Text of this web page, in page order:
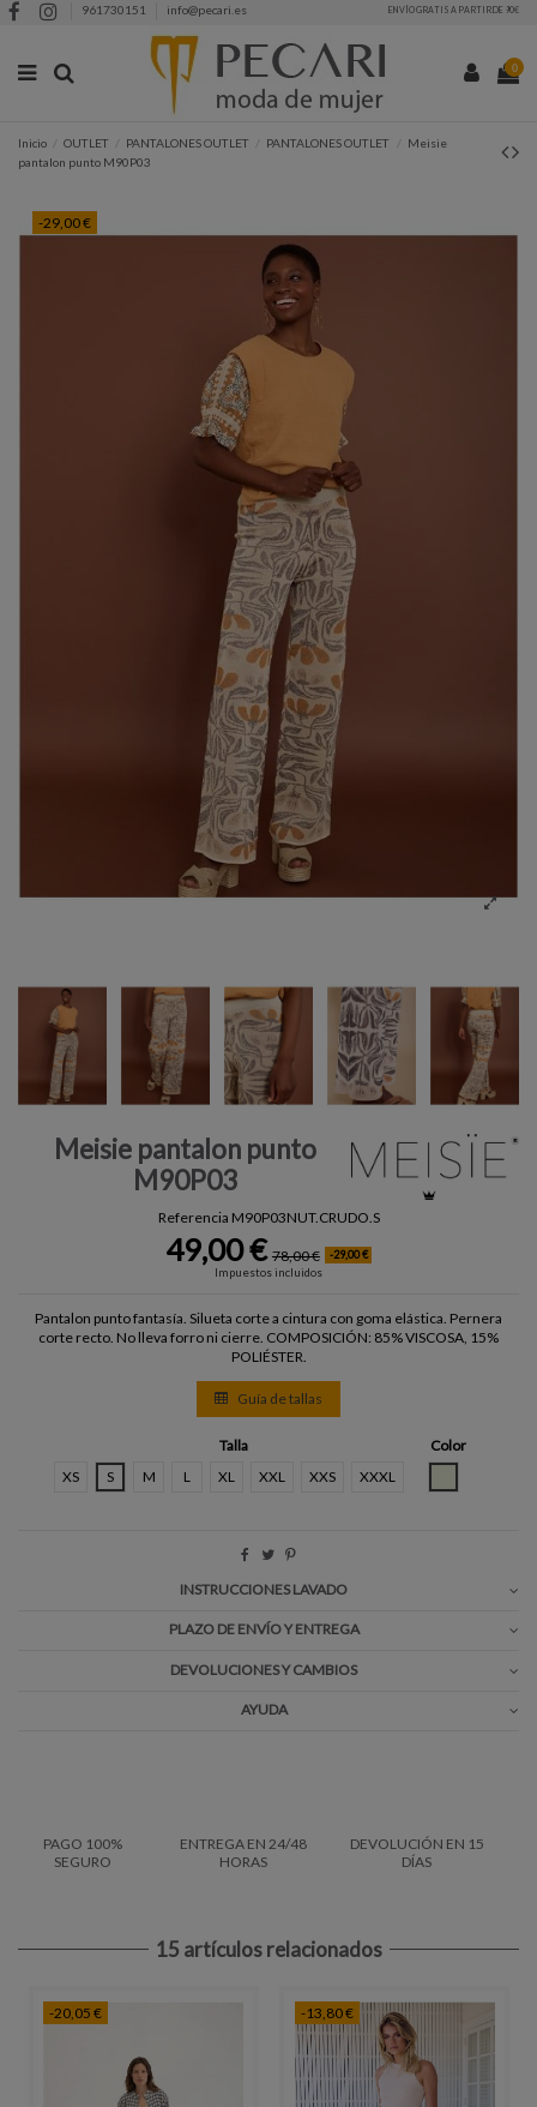
961730151 info@pecari.es ENVÍO GRATIS A PARTIR DE 90€
0
Inicio OUTLET PANTALONES OUTLET PANTALONES OUTLET
Meisie
pantalon punto M90P03
-29,00 €
Meisie pantalon punto
M90P03
Referencia M90P03NUT.CRUDO.S
49,00 € 78,00 €
-29,00 €
Impuestos incluidos
Pantalon punto fantasía. Silueta corte a cintura con goma elástica. Pernera
corte recto. No lleva forro ni cierre. COMPOSICIÓN: 85% VISCOSA, 15%
POLIÉSTER.
Guía de tallas
Talla
XS
S M L XL XXL XXS XXXL
Color
INSTRUCCIONES LAVADO
PLAZO DE ENVÍO Y ENTREGA
DEVOLUCIONES Y CAMBIOS
AYUDA
PAGO 100%
SEGURO
ENTREGA EN 24/48
HORAS
DEVOLUCIÓN EN 15
DÍAS
15 artículos relacionados
-20,05 € -13,80 €